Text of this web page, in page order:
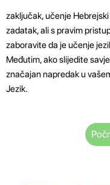
zaključak, učenje
zadatak, ali s pravim
zaboravite da je učenje
Međutim, ako slijedite
značajan napredak u
Jezik.